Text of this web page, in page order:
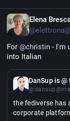
Elena
For @christin - I'm
into Italian
DanSup is @
the fediverse has
corporate